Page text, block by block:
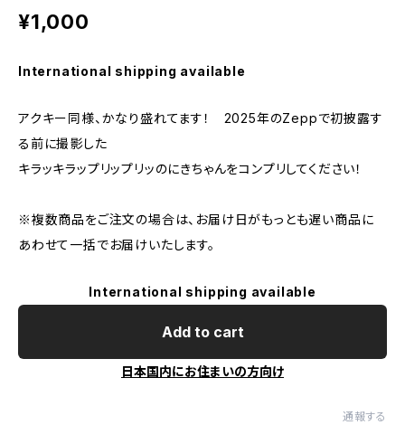
¥1,000
International shipping available
アクキー同様、かなり盛れてます！ 2025年のZeppで初披露す
る前に撮影した
キラッキラップリップリッのにきちゃんをコンプリしてください！
※複数商品をご注文の場合は、お届け日がもっとも遅い商品に
あわせて一括でお届けいたします。
International shipping available
Add to cart
日本国内にお住まいの方向け
通報する